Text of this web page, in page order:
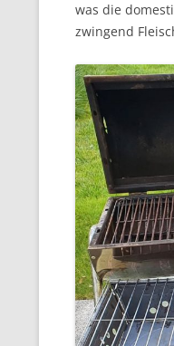
was die
zwingend